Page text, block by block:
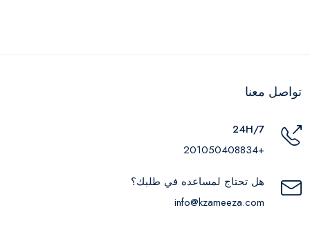
تواصل معنا
24H/7
+201050408834
هل تحتاج لمساعده في طلبك؟
info@kzameeza.com